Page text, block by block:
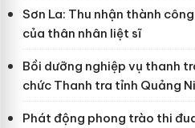
Sơn La: Thu nhận thành
của thân nhân liệt sĩ
Bồi dưỡng nghiệp vụ thanh
chức Thanh tra tỉnh Quảng
Phát động phong trào thi